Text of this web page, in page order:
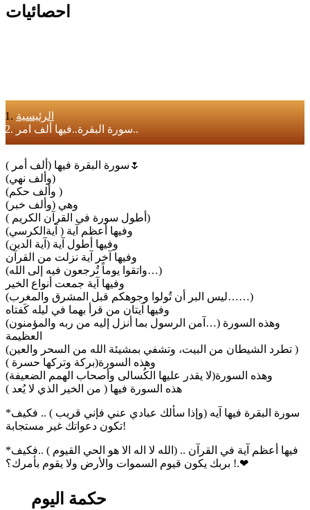
احصائيات
الرئيسية
سورة البقرة..فيها ألف امر..
سورة البقرة فيها (ألف أمر )🌷
(وألف نهي)
(وألف حكم )
(وألف خبر) وهي
( أطول سورة في القرآن الكريم)
وفيها أعظم آية ( آيةالكرسي)
وفيها أطول آية (آية الدين)
وفيها آخر آية نزلت من القرآن
(واتقوا يوماً تُرجعون فيه إلى الله…)
وفيها آية جمعت أنواع الخير
(ليس البر أن تُولوا وجوهكم قبل المشرق والمغرب……)
وفيها آيتان من قرأ بهما في ليله كَفتاه
(آمن الرسول بما أنزل إليه من ربه والمؤمنون…) وهذه السورة
العظيمة
(تطرد الشيطان من البيت، وتشفي بمشيئة الله من السحر والعين )
وهذه السورة(بركة وتركها حسرة )
وهذه السورة(لا يقدر عليها الكُسالى وأصحاب الهمم الضعيفة)
هذه السورة فيها ( من الخير الذي لا يُعد )
*سورة البقرة فيها آيه (وإذا سألك عبادي عني فإني قريب ) .. فكيف
تكون دعواتك غير مستجابة!
*فيها أعظم آية في القرآن .. (الله لا اله الا هو الحي القيوم ) ..فكيف
بربك يكون قيوم السموات والأرض ولا يقوم بأمرك؟ !.❤
حكمة اليوم